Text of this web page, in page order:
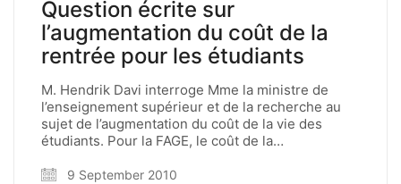
Question écrite sur
l’augmentation du coût de la
rentrée pour les étudiants
M. Hendrik Davi interroge Mme la ministre de
l’enseignement supérieur et de la recherche au
sujet de l’augmentation du coût de la vie des
étudiants. Pour la FAGE, le coût de la…
9 September 2010